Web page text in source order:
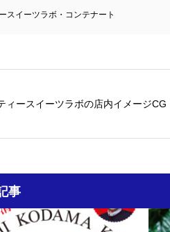
スイーツラボ・コンテナート
ィースイーツラボの店内イメージCG
事